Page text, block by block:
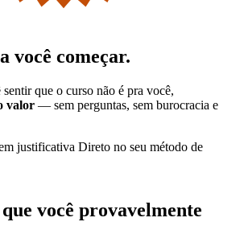
você começar.
sentir que o curso não é pra você,
valor — sem perguntas, sem burocracia e
justificativa Direto no seu método de
você provavelmente